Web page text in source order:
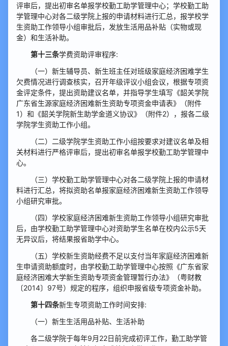
评审后，提出初审名单报学校勤工助学管理中心；学校勤工助
学管理中心对各二级学院上报的申请材料进行汇总，报学校学
生资助工作领导小组审批后，发放生活用品补贴（实物或现
金）和生活补助。
第十三条学费资助评审程序:
（一）新生辅导员、新生班主任对班级家庭经济困难学生
欠费情况进行调查核实，召开年级评议小组会议，根据专项资
金评定条件，提出资助建议名单，并指导学生填写《韶关学院
广东省生源家庭经济困难新生资助专项资金申请表》（附件
1）和《韶关学院新生助学金道义协议》（附件2），报各二级
学院学生资助工作小组。
（二）二级学院学生资助工作小组按要求对建议名单及相
关材料进行严格评审后，提出初审名单报学校勤工助学管理中
心。
（三）学校勤工助学管理中心对各二级学院上报的申请材
料进行汇总，将拟资助名单报家庭经济困难新生资助工作领导
小组研究审批。
（四）学校家庭经济困难新生资助工作领导小组研究审批
后，由学校勤工助学管理中心对资助学生名单在校内公示5天
无异议后，将结果报省助学中心。
（五）学校新生资助经费不足以支付当年家庭经济困难新
生申请资助额度时，由学校勤工助学管理中心按照《广东省家
庭经济困难大学新生资助专项资金管理暂行办法》（粤财教
〔2014〕97号）规定的程序，组织申报省级专项资金补助。
第十四条新生专项资助工作时间安排:
（一）新生生活用品补贴、生活补助
各二级学院于每年9月22日前完成初评工作，勤工助学管